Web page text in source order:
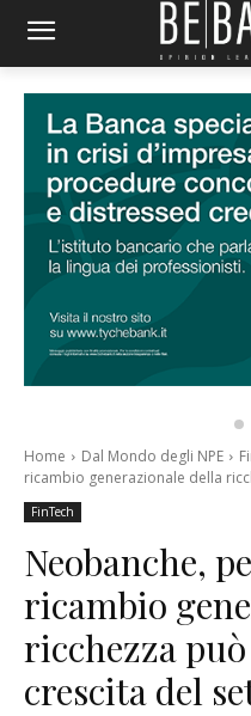
Home Dal Mondo degli NPE
ricambio generazionale della
FinTech
Neobanche,
ricambio
ricchezza
crescita del